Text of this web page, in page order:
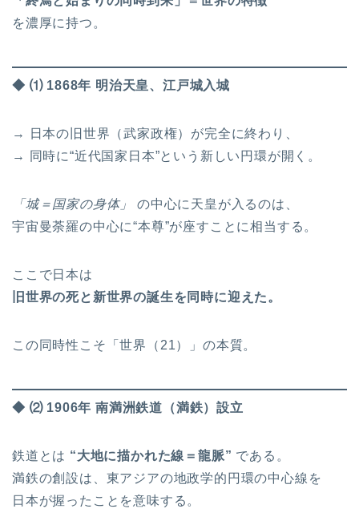
を濃厚に持つ。
◆ ⑴ 1868年 明治天皇、江戸城入城
→ 日本の旧世界（武家政権）が完全に終わり、
→ 同時に“近代国家日本”という新しい円環が開く。
「城＝国家の身体」
の中心に天皇が入るのは、
宇宙曼荼羅の中心に“本尊”が座すことに相当する。
ここで日本は
旧世界の死と新世界の誕生を同時に迎えた。
この同時性こそ「世界（21）」の本質。
◆ ⑵ 1906年 南満洲鉄道（満鉄）設立
鉄道とは “大地に描かれた線＝龍脈” である。
満鉄の創設は、東アジアの地政学的円環の中心線を
日本が握ったことを意味する。